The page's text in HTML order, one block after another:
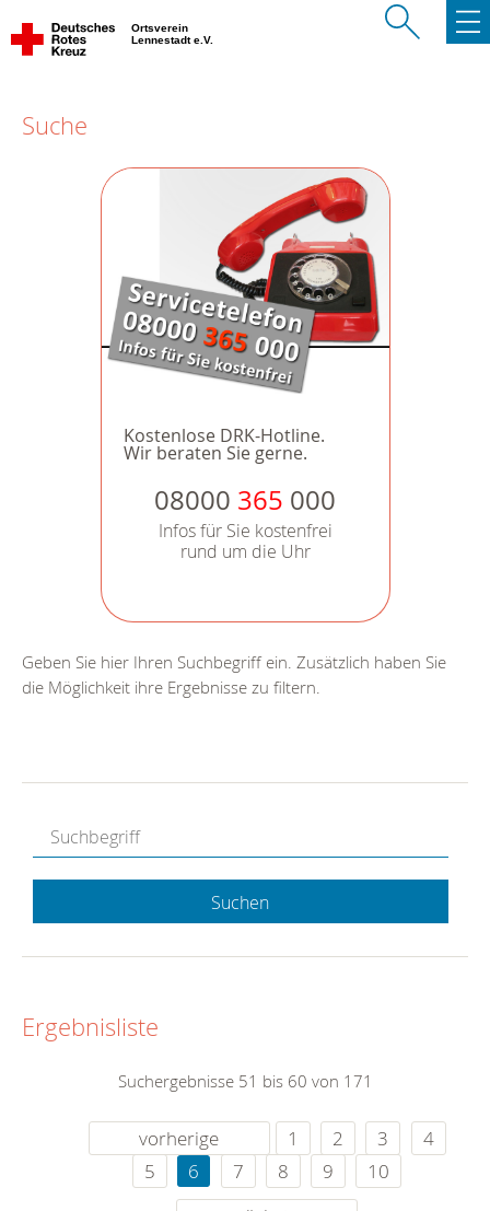
Ortsverein
Lennestadt e.V.
Suche
Kostenlose DRK-Hotline.
Wir beraten Sie gerne.
08000 365 000
Infos für Sie kostenfrei
rund um die Uhr
Geben Sie hier Ihren Suchbegriff ein. Zusätzlich haben Sie
die Möglichkeit ihre Ergebnisse zu filtern.
Suchen
Ergebnisliste
Suchergebnisse 51 bis 60 von 171
vorherige 1 2 3
4
5
6 7 8 9
10